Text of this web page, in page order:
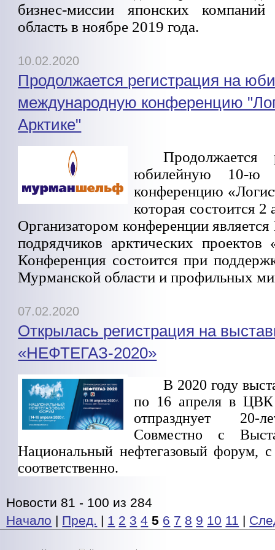
бизнес-миссии японских
область в ноябре 2019 года.
10.02.2020
Продолжается регистрация на
международную конференцию
Арктике"
Продолжается
юбилейную 10-ю
конференцию
которая состоится 2
Организатором конференции
подрядчиков арктических
Конференция состоится при
Мурманской области и профильных
07.02.2020
Открылась регистрация на
«НЕФТЕГАЗ-2020»
В 2020 году
по 16 апреля в ЦВК
отпразднует 20-
Совместно с
Национальный нефтегазовый форум,
соответственно.
Новости 81 - 100 из 284
Начало | Пред. | 1 2 3 4 5 6 7 8 9 10 11 |